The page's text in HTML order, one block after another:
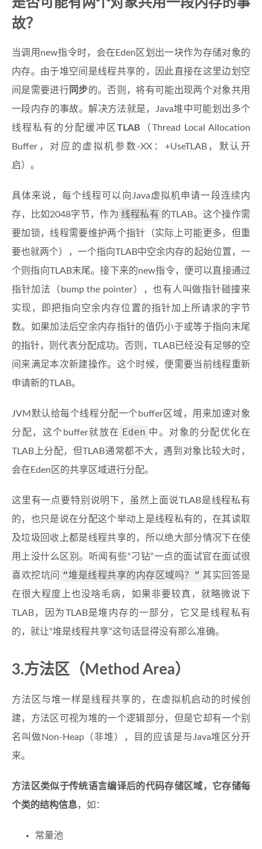
是否可能有两个对象共用一段内存的事
故？
当调用new指令时，会在Eden区划出一块作为存储对象的
内存。由于堆空间是线程共享的，因此直接在这里边划空
间是需要进行 同步的。否则，将有可能出现两个对象共用
一段内存的事故。解决方法就是，Java堆中可能划出多个
线程私有的分配缓冲区 TLAB （Thread Local Allocation
Buffer，对应的虚拟机参数-XX：+UseTLAB，默认开
启）。
具体来说，每个线程可以向Java虚拟机申请一段连续内
存，比如2048字节，作为 线程私有 的TLAB。这个操作需
要加锁，线程需要维护两个指针（实际上可能更多，但重
要也就两个），一个指向TLAB中空余内存的起始位置，一
个则指向TLAB末尾。接下来的new指令，便可以直接通过
指针加法（bump the pointer），也有人叫做指针碰撞来
实现，即把指向空余内存位置的指针加上所请求的字节
数。如果加法后空余内存指针的值仍小于或等于指向末尾
的指针，则代表分配成功。否则，TLAB已经没有足够的空
间来满足本次新建操作。这个时候，便需要当前线程重新
申请新的TLAB。
JVM默认给每个线程分配一个buffer区域，用来加速对象
分配，这个buffer就放在 Eden 中。对象的分配优化在
TLAB上分配，但TLAB通常都不大，遇到对象比较大时，
会在Eden区的共享区域进行分配。
这里有一点要特别说明下，虽然上面说TLAB是线程私有
的，也只是说在分配这个举动上是线程私有的，在其读取
及垃圾回收上都是线程共享的，所以绝大部分情况下在使
用上没什么区别。听闻有些“刁钻”一点的面试官在面试很
喜欢挖坑问
“堆是线程共享的内存区域吗？” 其实回答是
在很大程度上也没啥毛病，如果非要较真，就略微说下
TLAB，因为TLAB是堆内存的一部分，它又是线程私有
的，就让“堆是线程共享”这句话显得没有那么准确。
3.方法区（Method Area）
方法区与堆一样是线程共享的，在虚拟机启动的时候创
建，方法区可视为堆的一个逻辑部分，但是它却有一个别
名叫做Non-Heap（非堆），目的应该是与Java堆区分开
来。
方法区类似于传统语言编译后的代码存储区域，它存储每
个类的结构信息，如：
常量池